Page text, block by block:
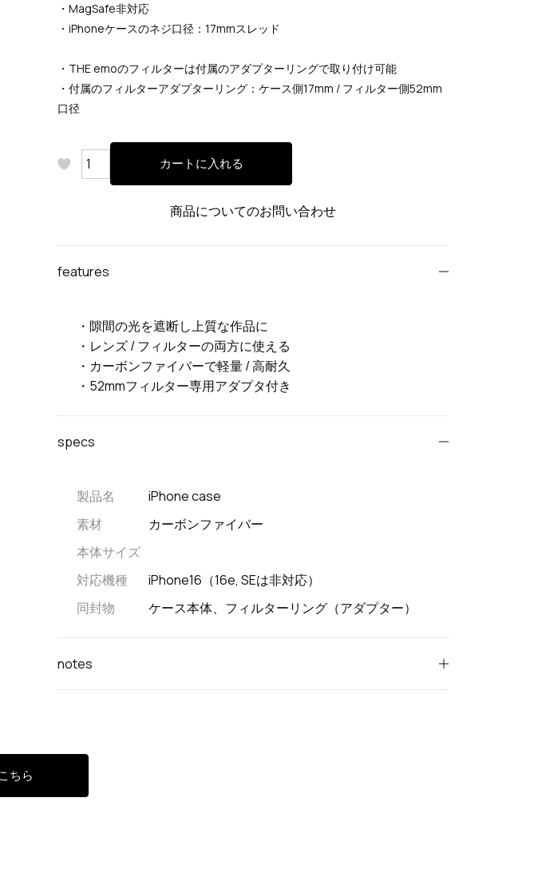
・MagSafe非対応
・iPhoneケースのネジ口径：17mmスレッド
・THE emoのフィルターは付属のアダプターリングで取り付け可能
・付属のフィルターアダプターリング：ケース側17mm / フィルター側52mm
口径
カートに入れる
商品についてのお問い合わせ
features
・隙間の光を遮断し上質な作品に
・レンズ / フィルターの両方に使える
・カーボンファイバーで軽量 / 高耐久
・52mmフィルター専用アダプタ付き
specs
製品名
iPhone case
素材
カーボンファイバー
本体サイズ
対応機種
iPhone16（16e, SEは非対応）
同封物
ケース本体、フィルターリング（アダプター）
notes
ちら